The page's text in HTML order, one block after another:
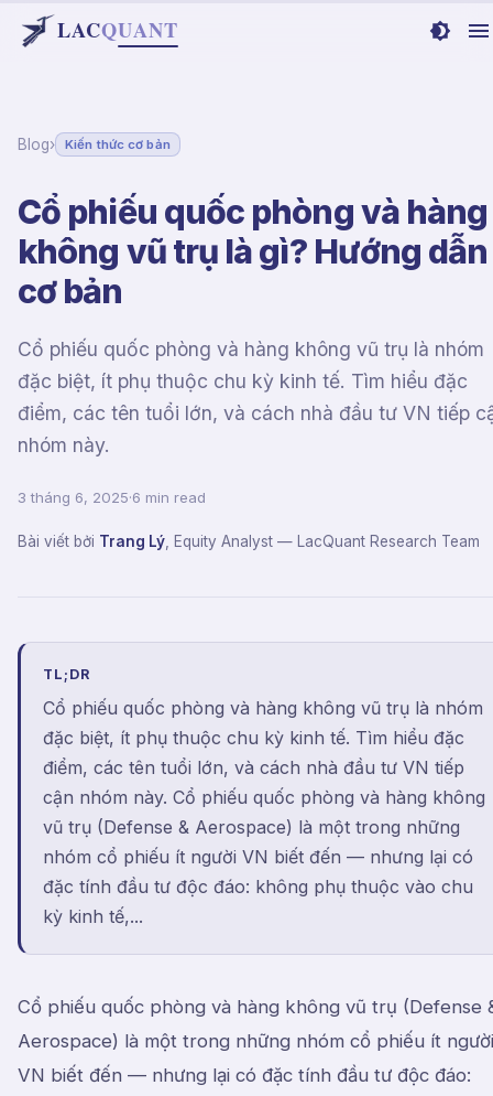
LACQUANT
Blog› Kiến thức cơ bản
Cổ phiếu quốc phòng và hàng
không vũ trụ là gì? Hướng dẫn
cơ bản
Cổ phiếu quốc phòng và hàng không vũ trụ là nhóm
đặc biệt, ít phụ thuộc chu kỳ kinh tế. Tìm hiểu đặc
điểm, các tên tuổi lớn, và cách nhà đầu tư VN tiếp
nhóm này.
3 tháng 6, 2025·6 min read
Bài viết bởi Trang Lý Equity Analyst — LacQuant Research Team
TL;DR
Cổ phiếu quốc phòng và hàng không vũ trụ là nhóm
đặc biệt, ít phụ thuộc chu kỳ kinh tế. Tìm hiểu đặc
điểm, các tên tuổi lớn, và cách nhà đầu tư VN tiếp
cận nhóm này. Cổ phiếu quốc phòng và hàng không
vũ trụ (Defense & Aerospace) là một trong những
nhóm cổ phiếu ít người VN biết đến — nhưng lại có
đặc tính đầu tư độc đáo: không phụ thuộc vào chu
kỳ kinh tế,...
Cổ phiếu quốc phòng và hàng không vũ trụ (Defense
Aerospace) là một trong những nhóm cổ phiếu ít người
VN biết đến — nhưng lại có đặc tính đầu tư độc đáo: